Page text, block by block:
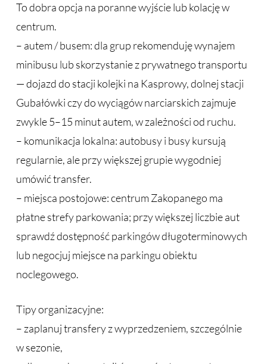
To dobra opcja na poranne wyjście lub kolację w
centrum.
– autem / busem: dla grup rekomenduję wynajem
minibusu lub skorzystanie z prywatnego transportu
— dojazd do stacji kolejki na Kasprowy, dolnej stacji
Gubałówki czy do wyciągów narciarskich zajmuje
zwykle 5–15 minut autem, w zależności od ruchu.
– komunikacja lokalna: autobusy i busy kursują
regularnie, ale przy większej grupie wygodniej
umówić transfer.
– miejsca postojowe: centrum Zakopanego ma
płatne strefy parkowania; przy większej liczbie aut
sprawdź dostępność parkingów długoterminowych
lub negocjuj miejsce na parkingu obiektu
noclegowego.
Tipy organizacyjne:
– zaplanuj transfery z wyprzedzeniem, szczególnie
w sezonie,